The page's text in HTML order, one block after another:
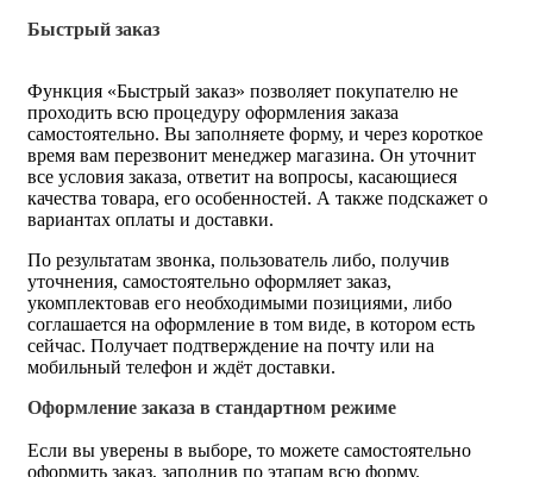
Быстрый заказ
Функция «Быстрый заказ» позволяет покупателю не
проходить всю процедуру оформления заказа
самостоятельно. Вы заполняете форму, и через короткое
время вам перезвонит менеджер магазина. Он уточнит
все условия заказа, ответит на вопросы, касающиеся
качества товара, его особенностей. А также подскажет о
вариантах оплаты и доставки.
По результатам звонка, пользователь либо, получив
уточнения, самостоятельно оформляет заказ,
укомплектовав его необходимыми позициями, либо
соглашается на оформление в том виде, в котором есть
сейчас. Получает подтверждение на почту или на
мобильный телефон и ждёт доставки.
Оформление заказа в стандартном режиме
Если вы уверены в выборе, то можете самостоятельно
оформить заказ, заполнив по этапам всю форму.